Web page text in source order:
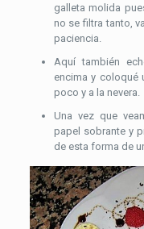
galleta molida
no se filtra tanto,
paciencia.
Aquí también
encima y coloqué
poco y a la nevera.
Una vez que
papel sobrante y
de esta forma de